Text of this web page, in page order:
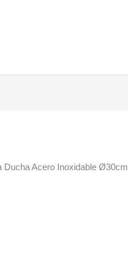
Ducha Acero Inoxidable Ø30cm